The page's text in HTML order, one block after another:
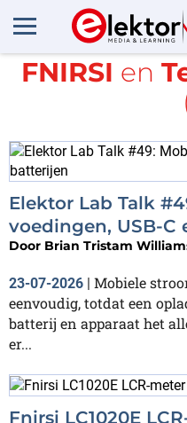
Alle
FNIRSI en
Elektor Lab Talk
voedingen, USB-C
Door Brian Tristam
23-07-2026 | Mobiele
eenvoudig, totdat een
batterij en apparaat het
er...
Fnirsi LC1020E